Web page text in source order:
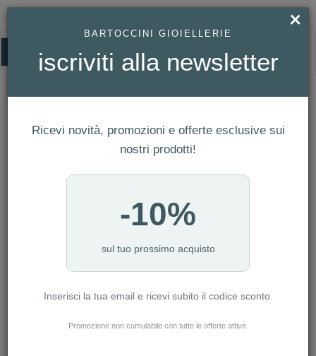
GUESS
CATEGORIA: BAMBINO
CATEGORIA: DONNA
CATEGORIA: SMARTWATCH
CATEGORIA: UOMO
CATEGORIA: OROLOGI
AZZERA FILTRI
NUMERO ARTICOLI:4
×
BARTOCCINI GIOIELLERIE
iscriviti alla newsletter
Ricevi novità, promozioni e offerte esclusive sui
nostri prodotti!
-10%
sul tuo prossimo acquisto
Inserisci la tua email e ricevi subito il codice sconto.
Promozione non cumulabile con tutte le offerte attive.